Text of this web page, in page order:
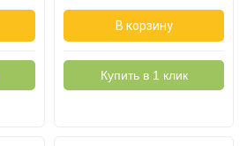
В корзину
Купить в 1 клик